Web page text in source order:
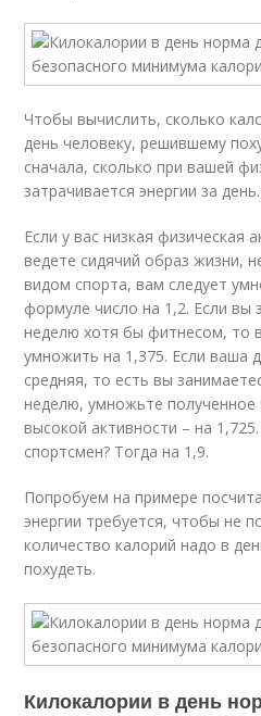
Чтобы вычислить, сколько
день человеку, решившему
сначала, сколько при вашей
затрачивается энергии за день.
Если у вас низкая физическая
ведете сидячий образ жизни,
видом спорта, вам следует
формуле число на 1,2. Если вы
неделю хотя бы фитнесом, то
умножить на 1,375. Если ваша
средняя, то есть вы
неделю, умножьте полученное
высокой активности – на
спортсмен? Тогда на 1,9.
Попробуем на примере
энергии требуется, чтобы не
количество калорий надо в
похудеть.
Килокалории в день